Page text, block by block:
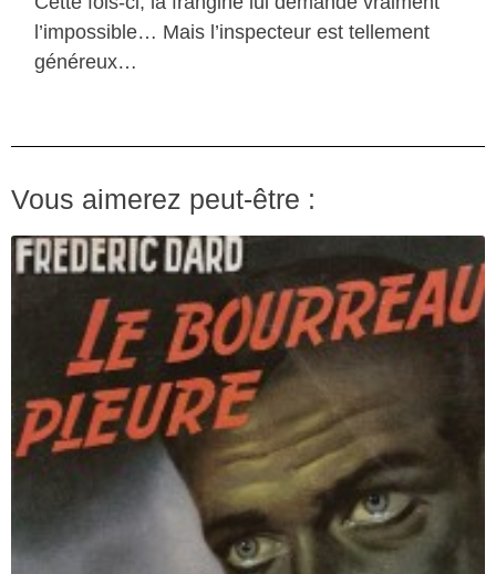
l’impossible… Mais l’inspecteur est tellement
généreux…
Vous aimerez peut-être :